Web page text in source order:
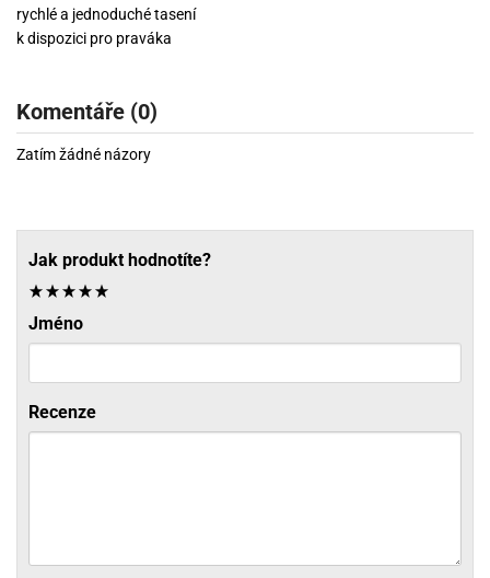
rychlé a jednoduché tasení
k dispozici pro praváka
Komentáře (0)
Zatím žádné názory
Jak produkt hodnotíte?
Jméno
Recenze